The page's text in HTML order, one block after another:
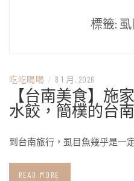
標籤:
吃吃喝喝 / 8 1 月, 2026
【台南美食】施
水餃，簡樸的台
到台南旅行，虱目魚幾乎是一
READ MORE